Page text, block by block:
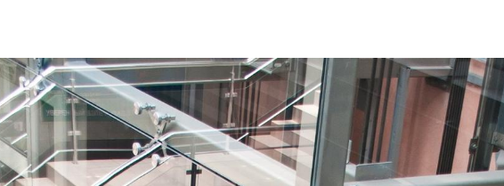
edilizia-struttura